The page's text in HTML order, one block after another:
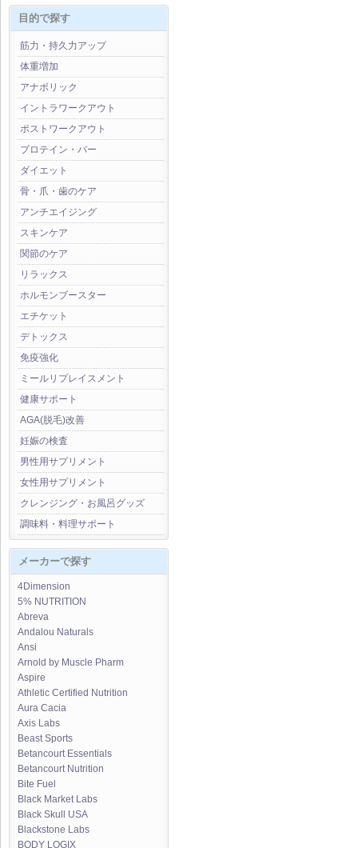
目的で探す
筋力・持久力アップ
体重増加
アナボリック
イントラワークアウト
ポストワークアウト
プロテイン・バー
ダイエット
骨・爪・歯のケア
アンチエイジング
スキンケア
関節のケア
リラックス
ホルモンブースター
エチケット
デトックス
免疫強化
ミールリプレイスメント
健康サポート
AGA(脱毛)改善
妊娠の検査
男性用サプリメント
女性用サプリメント
クレンジング・お風呂グッズ
調味料・料理サポート
メーカーで探す
4Dimension
5% NUTRITION
Abreva
Andalou Naturals
Ansi
Arnold by Muscle Pharm
Aspire
Athletic Certified Nutrition
Aura Cacia
Axis Labs
Beast Sports
Betancourt Essentials
Betancourt Nutrition
Bite Fuel
Black Market Labs
Black Skull USA
Blackstone Labs
BODY LOGIX